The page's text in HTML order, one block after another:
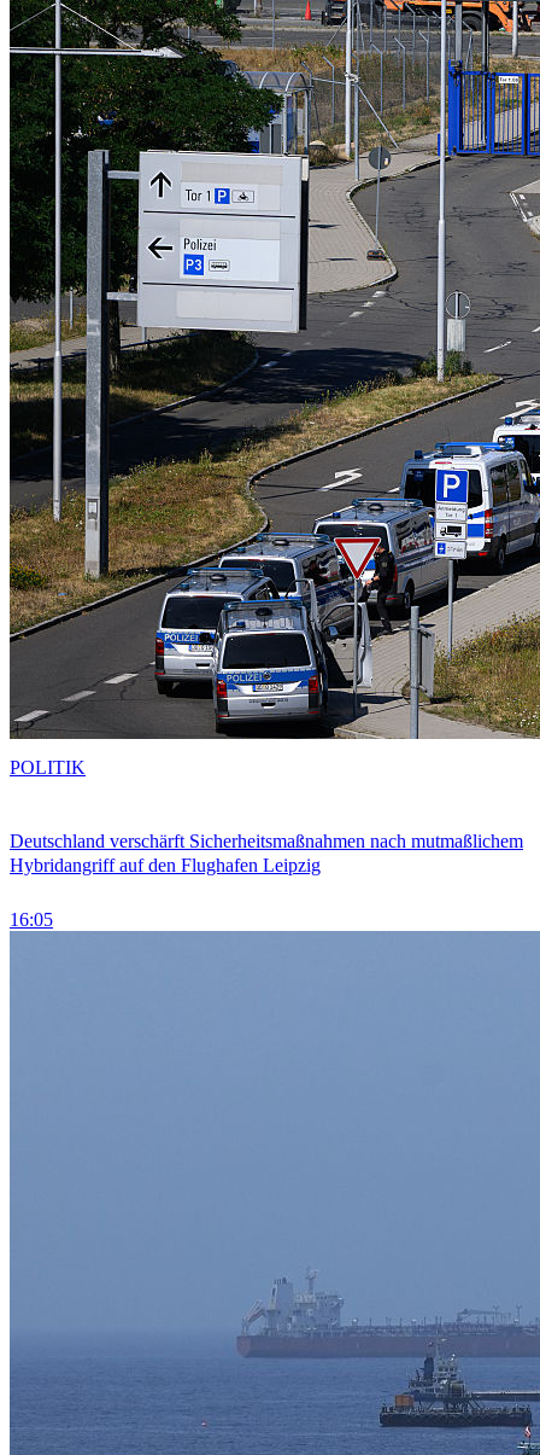
Deutschland verschärft Sicherheitsmaßnahmen nach mutmaßlichem
Hybridangriff auf den Flughafen Leipzig
16:05
POLITIK